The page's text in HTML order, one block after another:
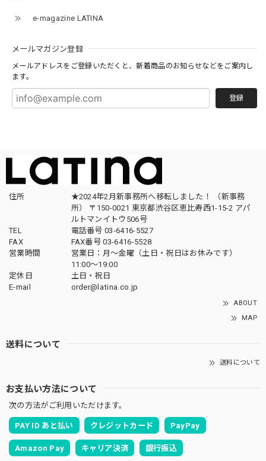
e-magazine LATINA
メールマガジン登録
メールアドレスをご登録いただくと、新着商品のお知らせなどをご案内し
ます。
登録
住所
★2024年2月新事務所へ移転しました！ （新事務
所） 〒150-0021 東京都渋谷区恵比寿西1-15-2 アパ
ルトマンイトウ506号
TEL
電話番号 03-6416-5527
FAX
FAX番号 03-6416-5528
営業時間
営業日：月〜金曜（土日・祝日はお休みです）
11:00〜19:00
定休日
土日・祝日
E-mail
order@latina.co.jp
ABOUT
MAP
送料について
送料について
お支払い方法について
次の方法がご利用いただけます。
PAY ID あと払い クレジットカード PayPay
Amazon Pay キャリア決済 銀行振込